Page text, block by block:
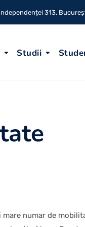
313,
Studii
numar de